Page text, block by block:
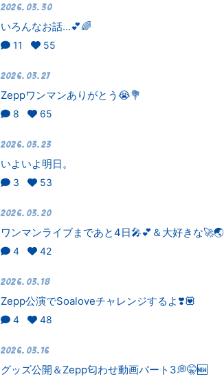
2026.03.30
いろんなお話…💕🌈
11 55
2026.03.27
Zeppワンマンありがとう😭💐
8 65
2026.03.23
いよいよ明日。
3 53
2026.03.20
ワンマンライブまであと4日🎤💕＆大好きな🚀🌏
4 42
2026.03.18
Zepp公演でSoaloveチャレンジするよ❣️💟
4 48
2026.03.16
グッズ公開＆Zepp匂わせ動画パート3💭🤫🆕